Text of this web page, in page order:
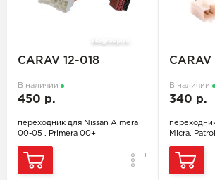
CARAV 12-018
В наличии
450 р.
переходник для Nissan Almera
00-05 , Primera 00+
Сравнение
CARAV
В наличии
340 р.
Micra,